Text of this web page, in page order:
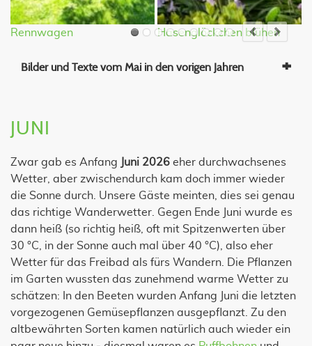
Rennwagen Hasenglöckchen blühen
Bilder und Texte vom Mai in den vorigen Jahren
JUNI
Zwar gab es Anfang Juni 2026 eher durchwachsenes
Wetter, aber zwischendurch kam doch immer wieder
die Sonne durch. Unsere Gäste meinten, dies sei genau
das richtige Wanderwetter. Gegen Ende Juni wurde es
dann heiß (so richtig heiß, oft mit Spitzenwerten über
30 °C, in der Sonne auch mal über 40 °C), also eher
Wetter für das Freibad als fürs Wandern. Die Pflanzen
im Garten wussten das zunehmend warme Wetter zu
schätzen: In den Beeten wurden Anfang Juni die letzten
vorgezogenen Gemüsepflanzen ausgepflanzt. Zu den
altbewährten Sorten kamen natürlich auch wieder ein